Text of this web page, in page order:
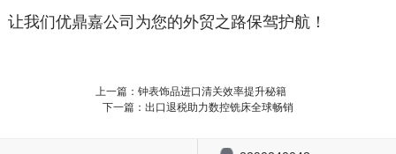
让我们优鼎嘉公司为您的外贸之路保驾护航！
上一篇：钟表饰品进口清关效率提升秘籍
下一篇：出口退税助力数控铣床全球畅销